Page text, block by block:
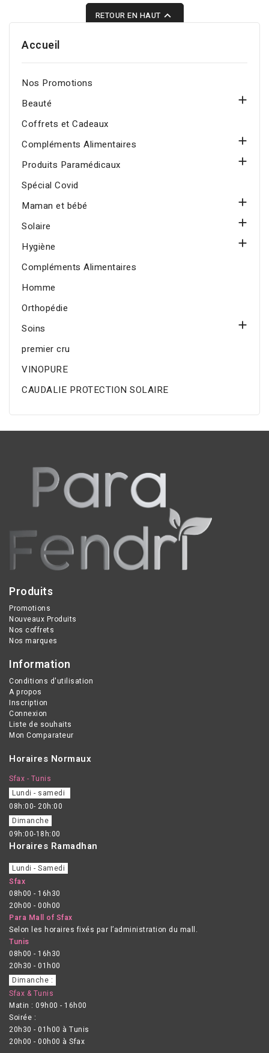
soutenir l’inflammation,
la digestion et le bien-
RETOUR EN HAUT 
Accueil
Nos Promotions
Beauté

Coffrets et Cadeaux
Compléments Alimentaires

Produits Paramédicaux

Spécial Covid
Maman et bébé

Solaire

Hygiène

Compléments Alimentaires
Homme
Orthopédie
Soins

premier cru
VINOPURE
CAUDALIE PROTECTION SOLAIRE
Produits
Promotions
Nouveaux Produits
Nos coffrets
Nos marques
Information
Conditions d'utilisation
A propos
Inscription
Connexion
Liste de souhaits
Mon Comparateur
Horaires Normaux
Sfax - Tunis
Lundi - samedi
08h:00- 20h:00
Dimanche
09h:00-18h:00
Horaires Ramadhan
Lundi - Samedi
Sfax
08h00 - 16h30
20h00 - 00h00
Para Mall of Sfax
Selon les horaires fixés par l’administration du mall.
Tunis
08h00 - 16h30
20h30 - 01h00
Dimanche :
Sfax & Tunis
Matin : 09h00 - 16h00
Soirée :
20h30 - 01h00 à Tunis
20h00 - 00h00 à Sfax